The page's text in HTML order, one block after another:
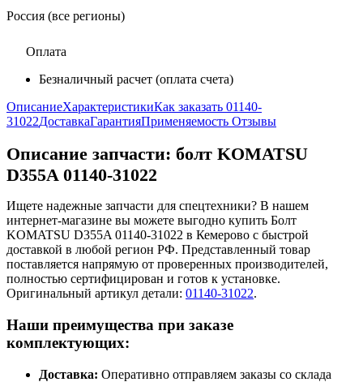
Россия (все регионы)
Оплата
Безналичный расчет (оплата счета)
ОписаниеХарактеристикиКак заказать 01140-
31022ДоставкаГарантияПрименяемость Отзывы
Описание запчасти: болт KOMATSU
D355A 01140-31022
Ищете надежные запчасти для спецтехники? В нашем
интернет-магазине вы можете выгодно купить Болт
KOMATSU D355A 01140-31022 в Кемерово с быстрой
доставкой в любой регион РФ. Представленный товар
поставляется напрямую от проверенных производителей,
полностью сертифицирован и готов к установке.
Оригинальный артикул детали: 01140-31022.
Наши преимущества при заказе
комплектующих:
Доставка: Оперативно отправляем заказы со склада